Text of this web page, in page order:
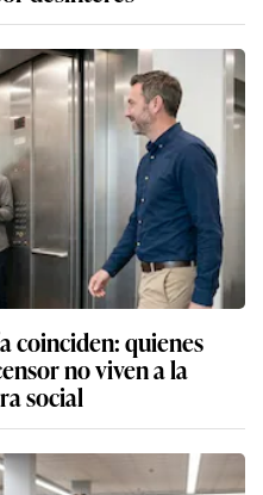
coinciden: quienes
no viven a la
social